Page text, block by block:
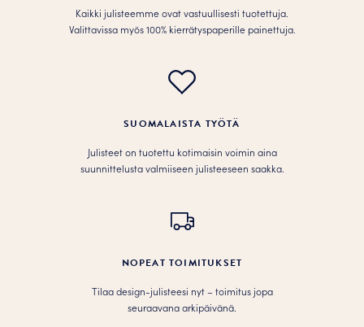
Kaikki julisteemme ovat vastuullisesti tuotettuja.
Valittavissa myös 100% kierrätyspaperille painettuja.
SUOMALAISTA TYÖTÄ
Julisteet on tuotettu kotimaisin voimin aina
suunnittelusta valmiiseen julisteeseen saakka.
NOPEAT TOIMITUKSET
Tilaa design-julisteesi nyt – toimitus jopa
seuraavana arkipäivänä.